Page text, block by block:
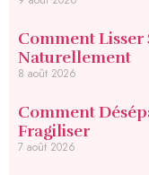
Comment Lisser
Naturellement
8 août 2026
Comment
Fragiliser
7 août 2026